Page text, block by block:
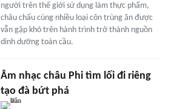
người trên thế giới sử dụng làm thực phẩm,
châu chấu cùng nhiều loại côn trùng ăn được
vẫn gặp khó trên hành trình trở thành nguồn
dinh dưỡng toàn cầu.
Âm nhạc châu Phi tìm lối đi riêng
tạo đà bứt phá